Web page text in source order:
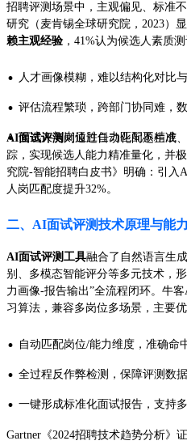
招聘评测场景中，主观偏见、标准
研究（麦肯锡全球研究院，2023）显
赖主观经验 ，41%认为候选人素质测
· 人才画像模糊，难以结构化对比
· 评估流程繁琐，跨部门协同难，
· 候选人与岗位胜任力匹配不精准
AI面试评测则通过自动化问题生成
踪，实现候选人能力精准量化，并
究院-智能招聘白皮书》明确：引入
人岗匹配度提升32%。
二、AI面试评测技术原理与能
AI面试评测工具融合了自然语言生
别、多模态智能评分等多元技术，
力画像-报告输出”全流程闭环。牛
习算法，兼容多岗位多场景，主要优
· 自动匹配岗位/能力维度，准确命
· 全过程反作弊检测，保障评测数
· 一键形成标准化面试报告，支持
Gartner《2024招聘技术趋势分析》